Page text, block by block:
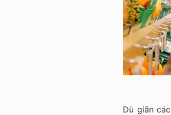
Dù giãn